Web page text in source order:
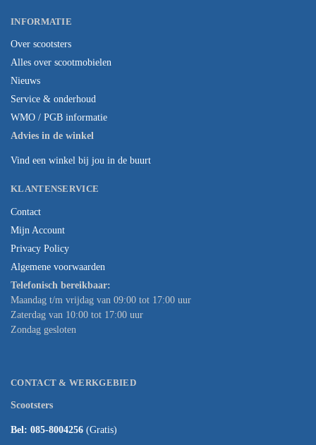
INFORMATIE
Over scootsters
Alles over scootmobielen
Nieuws
Service & onderhoud
WMO / PGB informatie
Advies in de winkel
Vind een winkel bij jou in de buurt
KLANTENSERVICE
Contact
Mijn Account
Privacy Policy
Algemene voorwaarden
Telefonisch bereikbaar:
Maandag t/m vrijdag van 09:00 tot 17:00 uur
Zaterdag van 10:00 tot 17:00 uur
Zondag gesloten
CONTACT & WERKGEBIED
Scootsters
Bel: 085-8004256 (Gratis)